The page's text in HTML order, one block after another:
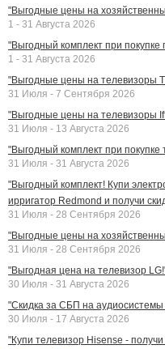
"Выгодные цены на
1 - 31 Августа 2026
"Выгодный комплект при
1 - 31 Августа 2026
"Выгодные цены на телевизоры
31 Июля - 7 Сентября 2026
"Выгодные цены на телевизоры
31 Июля - 13 Августа 2026
"Выгодный комплект при покупке
31 Июля - 31 Августа 2026
"Выгодный комплект! Купи
ирригатор Redmond и получи
31 Июля - 28 Сентября 2026
"Выгодные цены на
31 Июля - 28 Сентября 2026
"Выгодная цена на телевизор
30 Июля - 31 Августа 2026
"Скидка за СБП на
30 Июля - 17 Августа 2026
"Купи телевизор Hisense -